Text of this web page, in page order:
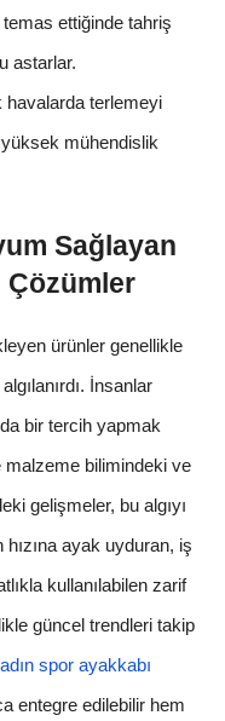
temas ettiğinde tahriş
astarlar.
havalarda terlemeyi
mühendislik
Sağlayan
ürünler genellikle
İnsanlar
bir tercih yapmak
malzeme bilimindeki ve
gelişmeler, bu algıyı
hızına ayak uyduran, iş
kullanılabilen zarif
güncel trendleri takip
spor ayakkabı
entegre edilebilir hem